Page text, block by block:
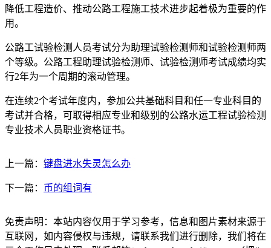
降低工程造价、推动公路工程施工技术进步起着极为重要的作
用。
公路工试验检测人员考试分为助理试验检测师和试验检测师两
个等级。公路工程助理试验检测师、试验检测师考试成绩均实
行2年为一个周期的滚动管理。
在连续2个考试年度内，参加公共基础科目和任一专业科目的
考试并合格，可取得相应专业和级别的公路水运工程试验检测
专业技术人员职业资格证书。
上一篇： 键盘进水失灵怎么办
下一篇： 币的组词有
免责声明：本站内容仅用于学习参考，信息和图片素材来源于
互联网，如内容侵权与违规，请联系我们进行删除，我们将在